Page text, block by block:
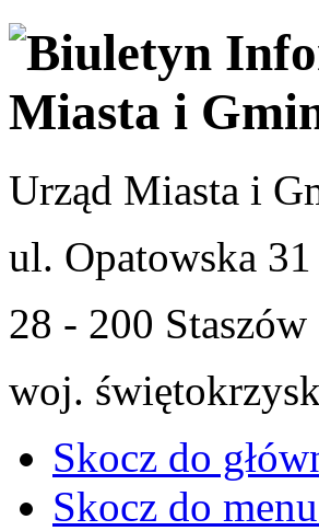
Urząd Miasta i
ul. Opatowska 31
28 - 200 Staszów
woj.
Skocz do
Skocz do